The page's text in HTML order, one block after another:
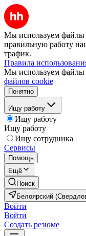
Мы используем файлы
правильную работу
трафик.
Правила
Мы используем файлы
файлов cookie
Понятно
Ищу работу
Ищу работу
Ищу работу
Ищу сотрудника
Сервисы
Помощь
Ещё
Поиск
Белоярский
Войти
Войти
Создать резюме